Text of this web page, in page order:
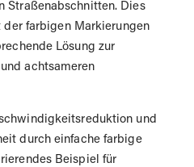
Straßenabschnitten. Dies
farbigen Markierungen
Lösung zur
achtsameren
und
durch einfache farbige
Beispiel für